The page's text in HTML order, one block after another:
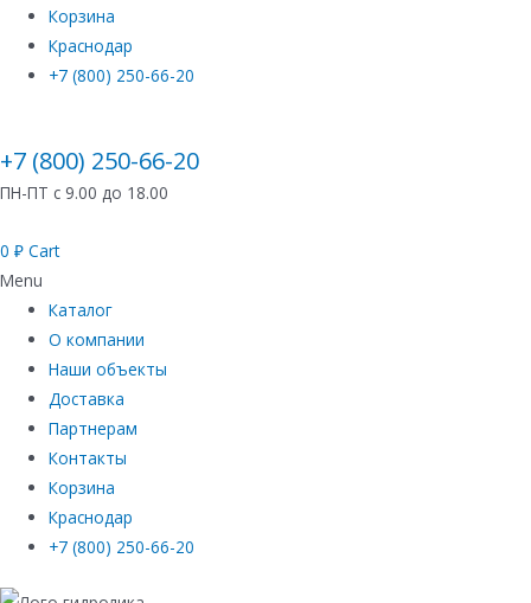
Корзина
Краснодар
+7 (800) 250-66-20
+7 (800) 250-66-20
ПН-ПТ с 9.00 до 18.00
0 ₽ Cart
Menu
Каталог
О компании
Наши объекты
Доставка
Партнерам
Контакты
Корзина
Краснодар
+7 (800) 250-66-20